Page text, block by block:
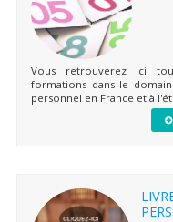
Vous retrouverez ici
formations dans le
personnel en France et à